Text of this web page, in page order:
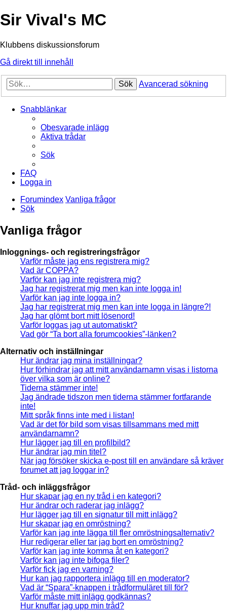
Sir Vival's MC
Klubbens diskussionsforum
Gå direkt till innehåll
Sök Avancerad sökning
Snabblänkar
Obesvarade inlägg
Aktiva trådar
Sök
FAQ
Logga in
Forumindex Vanliga frågor
Sök
Vanliga frågor
Inloggnings- och registreringsfrågor
Varför måste jag ens registrera mig?
Vad är COPPA?
Varför kan jag inte registrera mig?
Jag har registrerat mig men kan inte logga in!
Varför kan jag inte logga in?
Jag har registrerat mig men kan inte logga in längre?!
Jag har glömt bort mitt lösenord!
Varför loggas jag ut automatiskt?
Vad gör “Ta bort alla forumcookies”-länken?
Alternativ och inställningar
Hur ändrar jag mina inställningar?
Hur förhindrar jag att mitt användarnamn visas i listorna
över vilka som är online?
Tiderna stämmer inte!
Jag ändrade tidszon men tiderna stämmer fortfarande
inte!
Mitt språk finns inte med i listan!
Vad är det för bild som visas tillsammans med mitt
användarnamn?
Hur lägger jag till en profilbild?
Hur ändrar jag min titel?
När jag försöker skicka e-post till en användare så kräver
forumet att jag loggar in?
Tråd- och inläggsfrågor
Hur skapar jag en ny tråd i en kategori?
Hur ändrar och raderar jag inlägg?
Hur lägger jag till en signatur till mitt inlägg?
Hur skapar jag en omröstning?
Varför kan jag inte lägga till fler omröstningsalternativ?
Hur redigerar eller tar jag bort en omröstning?
Varför kan jag inte komma åt en kategori?
Varför kan jag inte bifoga filer?
Varför fick jag en varning?
Hur kan jag rapportera inlägg till en moderator?
Vad är “Spara”-knappen i trådformuläret till för?
Varför måste mitt inlägg godkännas?
Hur knuffar jag upp min tråd?